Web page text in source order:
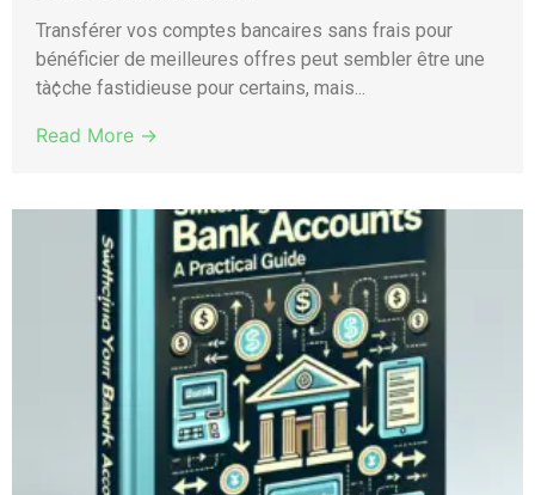
Transférer vos comptes bancaires sans frais pour
bénéficier de meilleures offres peut sembler être une
tà¢che fastidieuse pour certains, mais...
Read More →